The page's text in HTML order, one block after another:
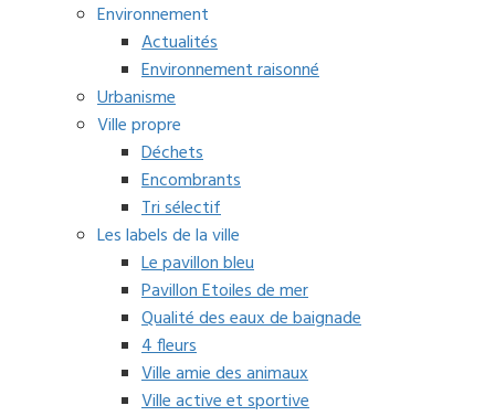
Environnement
Actualités
Environnement raisonné
Urbanisme
Ville propre
Déchets
Encombrants
Tri sélectif
Les labels de la ville
Le pavillon bleu
Pavillon Etoiles de mer
Qualité des eaux de baignade
4 fleurs
Ville amie des animaux
Ville active et sportive